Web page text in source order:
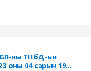
ны ТНбД-ын
оны 04 сарын 19-